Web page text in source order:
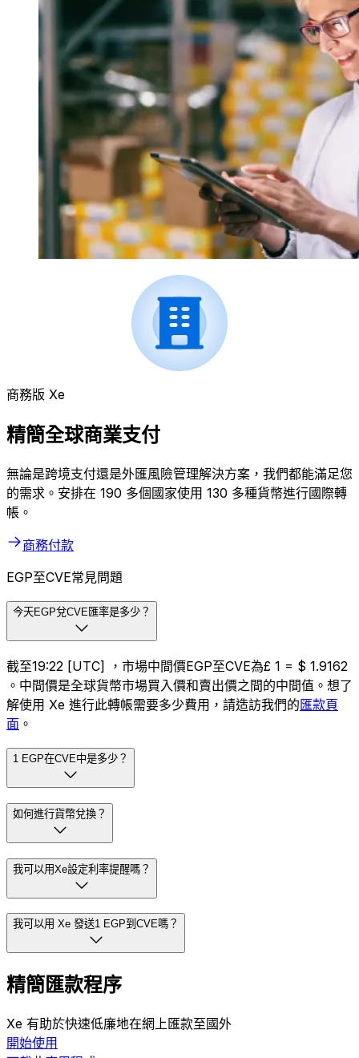
商務版 Xe
精簡全球商業支付
無論是跨境支付還是外匯風險管理解決方案，我們都能滿足您
的需求。安排在 190 多個國家使用 130 多種貨幣進行國際轉
帳。
商務付款
EGP至CVE常見問題
今天EGP兌CVE匯率是多少？
截至19:22 [UTC] ，市場中間價EGP至CVE為£ 1 = $ 1.9162
。中間價是全球貨幣市場買入價和賣出價之間的中間值。想了
解使用 Xe 進行此轉帳需要多少費用，請造訪我們的匯款頁
面 。
1 EGP在CVE中是多少？
如何進行貨幣兌換？
我可以用Xe設定利率提醒嗎？
我可以用 Xe 發送1 EGP到CVE嗎？
精簡匯款程序
Xe 有助於快速低廉地在網上匯款至國外
開始使用